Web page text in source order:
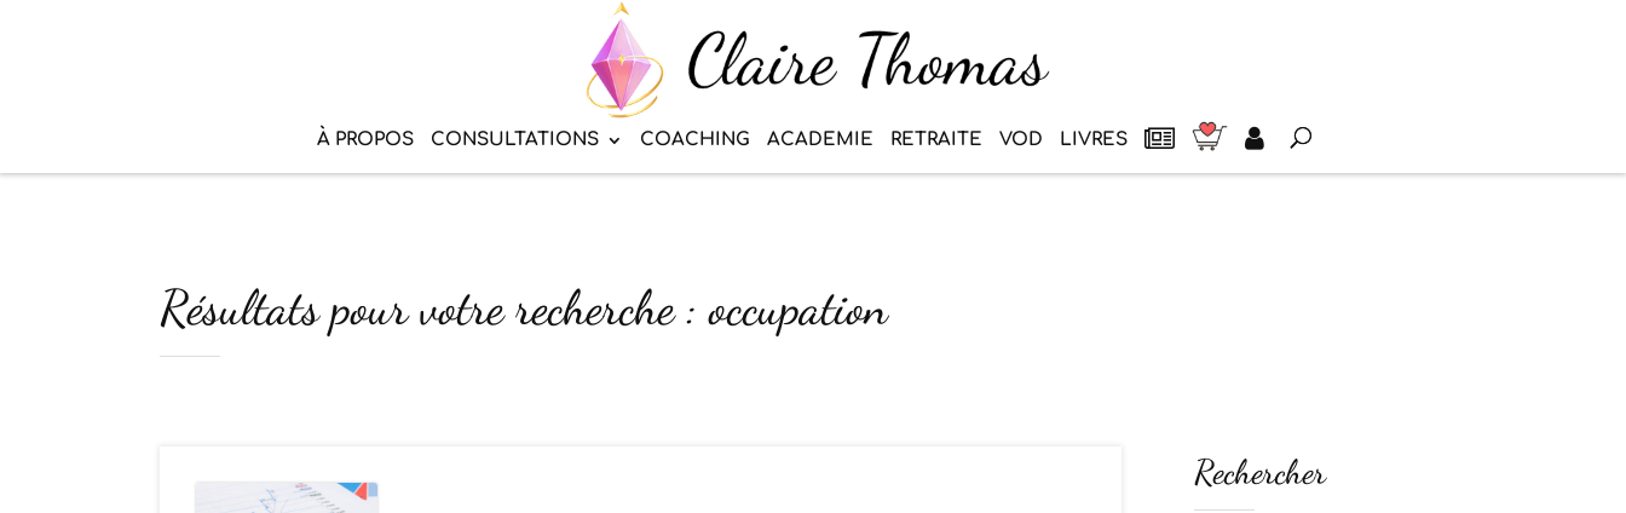
À PROPOS CONSULTATIONS COACHING ACADEMIE RETRAITE VOD LIVRES
Résultats pour votre recherche : occupation
Rechercher